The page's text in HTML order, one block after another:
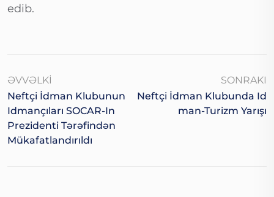
edib.
ƏVVƏLKI
Neftçi İdman Klubunun
Idmançıları SOCAR-In
Prezidenti Tərəfindən
Mükafatlandırıldı
SONRAKI
Neftçi İdman Klubunda Id
Man-Turizm Yarışı